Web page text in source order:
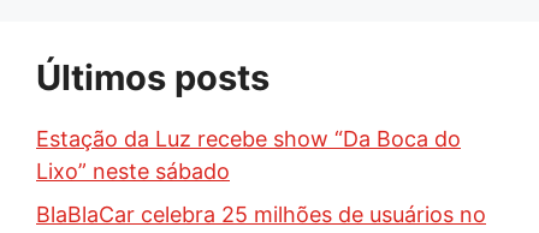
Últimos posts
Estação da Luz recebe show “Da Boca do
Lixo” neste sábado
BlaBlaCar celebra 25 milhões de usuários no